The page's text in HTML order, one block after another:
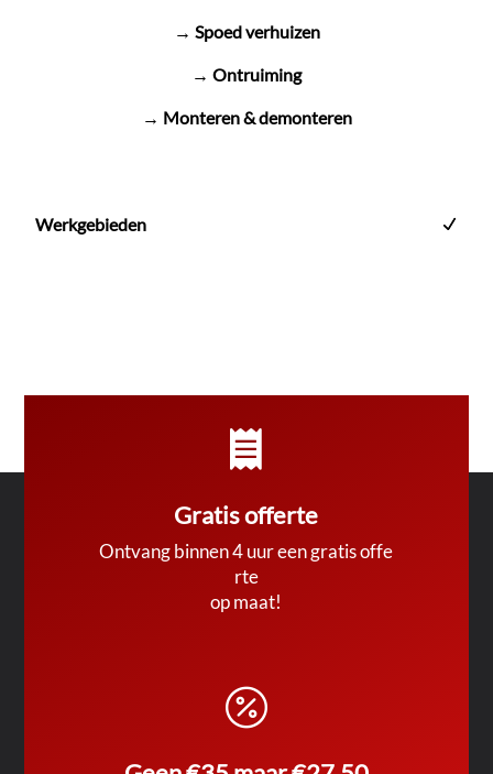
→ Spoed verhuizen
→ Ontruiming
→ Monteren & demonteren
Werkgebieden

Gratis offerte
Ontvang binnen 4 uur een gratis offe
rte
op maat!
